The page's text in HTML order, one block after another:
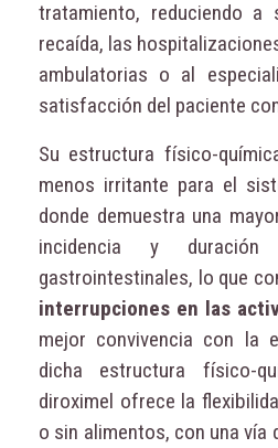
tratamiento, reduciendo
recaída, las
ambulatorias o al
satisfacción del paciente
Su estructura físico-
menos irritante para el
donde demuestra una
incidencia y
gastrointestinales, lo que
interrupciones en las
mejor convivencia con la
dicha estructura físico-
diroximel ofrece la
o sin alimentos, con una vía